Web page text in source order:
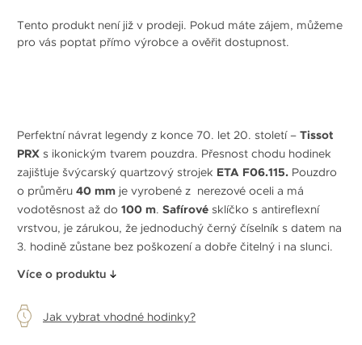
Tento produkt není již v prodeji. Pokud máte zájem, můžeme
pro vás poptat přímo výrobce a ověřit dostupnost.
Perfektní návrat legendy z konce 70. let 20. století – Tissot
PRX s ikonickým tvarem pouzdra. Přesnost chodu hodinek
zajišťuje švýcarský quartzový strojek ETA F06.115. Pouzdro
o průměru 40 mm je vyrobené z nerezové oceli a má
vodotěsnost až do 100 m. Safírové sklíčko s antireflexní
vrstvou, je zárukou, že jednoduchý černý číselník s datem na
3. hodině zůstane bez poškození a dobře čitelný i na slunci.
Více o produktu
Jak vybrat vhodné hodinky?